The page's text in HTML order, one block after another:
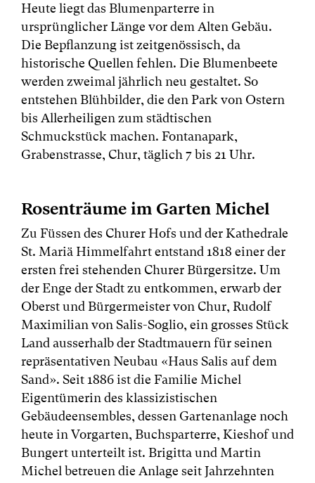
Heute liegt das Blumenparterre in
ursprünglicher Länge vor dem Alten Gebäu.
Die Bepflanzung ist zeitgenössisch, da
historische Quellen fehlen. Die Blumenbeete
werden zweimal jährlich neu gestaltet. So
entstehen Blühbilder, die den Park von Ostern
bis Allerheiligen zum städtischen
Schmuckstück machen. Fontanapark,
Grabenstrasse, Chur, täglich 7 bis 21 Uhr.
Rosenträume im Garten Michel
Zu Füssen des Churer Hofs und der Kathedrale
St. Mariä Himmelfahrt entstand 1818 einer der
ersten frei stehenden Churer Bürgersitze. Um
der Enge der Stadt zu entkommen, erwarb der
Oberst und Bürgermeister von Chur, Rudolf
Maximilian von Salis-Soglio, ein grosses Stück
Land ausserhalb der Stadtmauern für seinen
repräsentativen Neubau «Haus Salis auf dem
Sand». Seit 1886 ist die Familie Michel
Eigentümerin des klassizistischen
Gebäudeensembles, dessen Gartenanlage noch
heute in Vorgarten, Buchsparterre, Kieshof und
Bungert unterteilt ist. Brigitta und Martin
Michel betreuen die Anlage seit Jahrzehnten